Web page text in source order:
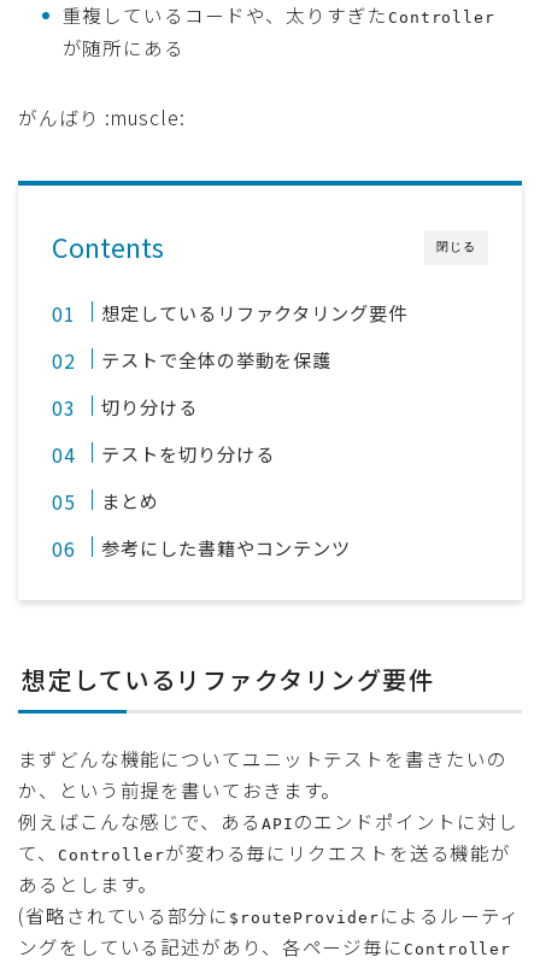
重複しているコードや、太りすぎた Controller
が随所にある
がんばり :muscle:
閉じる
Contents
想定しているリファクタリング要件
テストで全体の挙動を保護
切り分ける
テストを切り分ける
まとめ
参考にした書籍やコンテンツ
想定しているリファクタリング要件
まずどんな機能についてユニットテストを書きたいの
か、という前提を書いておきます。
例えばこんな感じで、ある API のエンドポイントに対し
て、
Controllerが変わる毎にリクエストを送る機能が
あるとします。
(省略されている部分に $routeProvider によるルーティ
ングをしている記述があり、各ページ毎に Controller